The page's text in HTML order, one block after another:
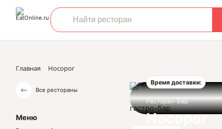
Главная Носорог
Все рестораны
Меню
Время доставки:
Ресторан-Бар
Носорог
гастро-бар